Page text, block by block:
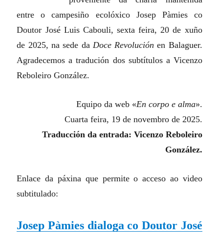
entre o campesiño ecolóxico Josep Pàmies co
Doutor José Luis Cabouli, sexta feira, 20 de xuño
de 2025, na sede da Doce Revolución en Balaguer.
Agradecemos a tradución dos subtítulos a Vicenzo
Reboleiro González.
Equipo da web «En corpo e alma».
Cuarta feira, 19 de novembro de 2025.
Traducción da entrada: Vicenzo Reboleiro
González.
Enlace da páxina que permite o acceso ao video
subtitulado:
Josep Pàmies dialoga co Doutor José